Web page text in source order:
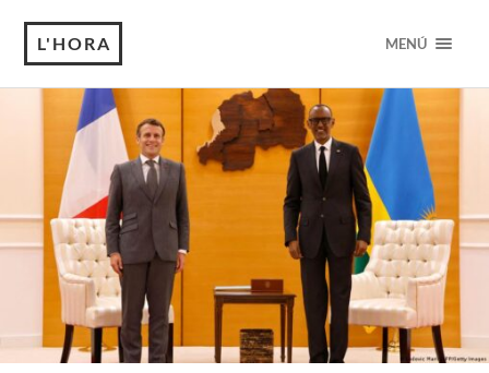
L'HORA MENÚ